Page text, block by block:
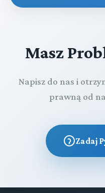
Masz
Napisz do nas i
prawną od
Zadaj